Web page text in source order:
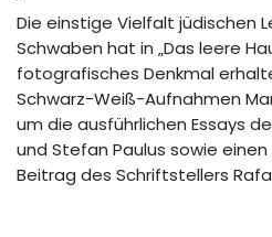
Die einstige Vielfalt jüdischen
Schwaben hat in „Das leere
fotografisches Denkmal
Schwarz-Weiß-Aufnahmen
um die ausführlichen Essays
und Stefan Paulus sowie
Beitrag des Schriftstellers